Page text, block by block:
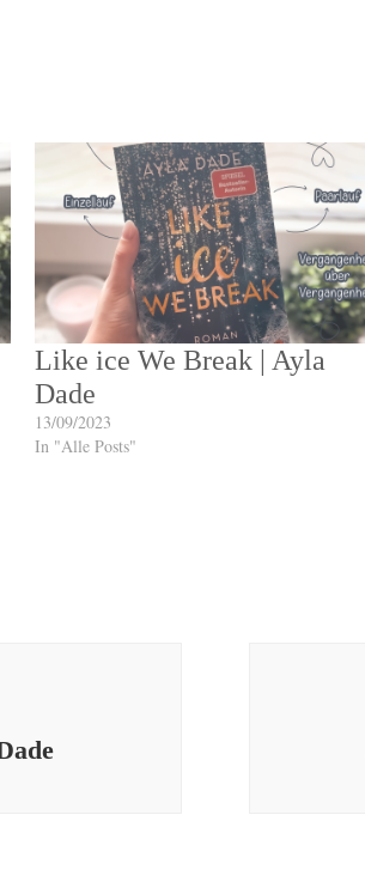
Like ice We Break | Ayla
Dade
13/09/2023
In "Alle Posts"